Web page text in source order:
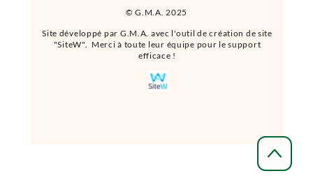
© G.M.A. 2025
Site développé par G.M.A. avec l'outil de création de site
"SiteW". Merci à toute leur équipe pour le support
efficace !